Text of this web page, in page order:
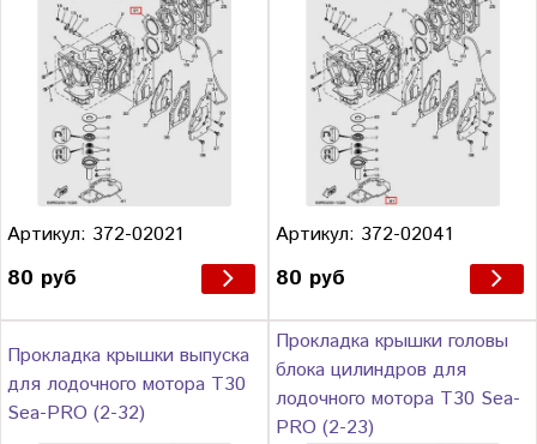
Артикул: 372-02021
80 руб
Артикул: 372-02041
80 руб
Прокладка крышки выпуска
для лодочного мотора Т30
Sea-PRO (2-32)
Прокладка крышки головы
блока цилиндров для
лодочного мотора Т30 Sea-
PRO (2-23)